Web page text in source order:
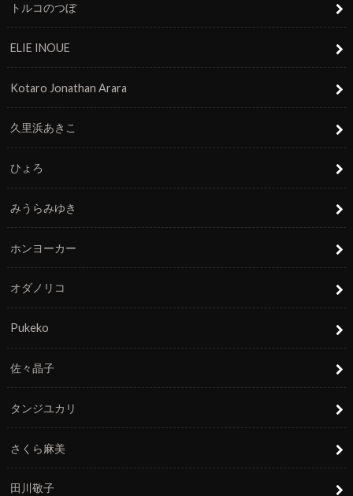
トルコのつぼ
ELIE INOUE
Kotaro Jonathan Arara
久里浜あきこ
ひょろ
みうらみゆき
ホンヨーカー
オダノリコ
Pukeko
佐々晶子
タンジユカリ
さくら麻美
田川敬子